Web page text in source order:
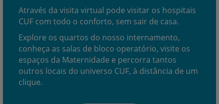
Através da visita virtual pode visitar os hospitais
CUF com todo o conforto, sem sair de casa.
Explore os quartos do nosso internamento,
conheça as salas de bloco operatório, visite os
espaços da Maternidade e percorra tantos
outros locais do universo CUF, à distância de um
clique.